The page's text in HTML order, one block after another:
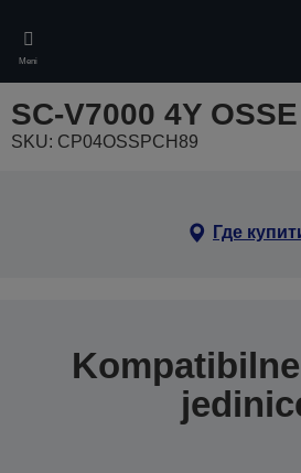
main
content
Meni
SC-V7000 4Y
SKU: CP04OSSPCH89
Где